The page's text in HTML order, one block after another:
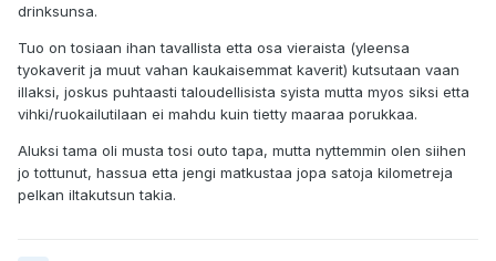
drinksunsa.
Tuo on tosiaan ihan tavallista etta osa vieraista (yleensa
tyokaverit ja muut vahan kaukaisemmat kaverit) kutsutaan vaan
illaksi, joskus puhtaasti taloudellisista syista mutta myos siksi etta
vihki/ruokailutilaan ei mahdu kuin tietty maaraa porukkaa.
Aluksi tama oli musta tosi outo tapa, mutta nyttemmin olen siihen
jo tottunut, hassua etta jengi matkustaa jopa satoja kilometreja
pelkan iltakutsun takia.